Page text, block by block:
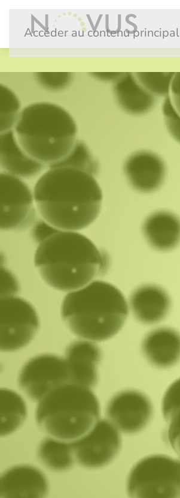
Accéder au contenu principal